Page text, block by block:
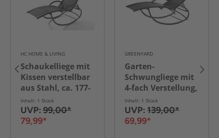
HC HOME & LIVING
Schaukelliege mit
Kissen verstellbar
aus Stahl, ca. 177-
143 x 63 x 64-106
cm -
Schwarz/Anthrazit
Inhalt: 1 Stück
UVP: 99,00*
79,99*
GREENYARD
Garten-
Schwungliege mit
4-fach Verstellung,
ca. 177-143 x 63 x
64-106 cm –
Schwarz
Inhalt: 1 Stück
UVP: 139,00*
69,99*